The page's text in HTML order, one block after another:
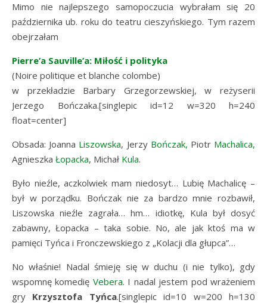
Mimo nie najlepszego samopoczucia wybrałam się 20
października ub. roku do teatru cieszyńskiego. Tym razem
obejrzałam
Pierre’a Sauville’a: Miłość i polityka
(Noire politique et blanche colombe)
w przekładzie Barbary Grzegorzewskiej, w reżyserii
Jerzego Bończaka.[singlepic id=12 w=320 h=240
float=center]
Obsada: Joanna Liszowska, Jerzy Bończak, Piotr Machalica,
Agnieszka Łopacka, Michał Kula.
Było nieźle, aczkolwiekmam niedosyt… Lubię Machalicę –
był w porządku. Bończak nie za bardzo mnie rozbawił,
Liszowska nieźle zagrała… hm… idiotkę, Kula był dosyć
zabawny, Łopacka – taka sobie. No, ale jak ktoś ma w
pamięci Tyńca i Fronczewskiego z „Kolacji dla głupca”…
No właśnie! Nadal śmieję się w duchu (i nie tylko), gdy
wspomnę komedię Vebera. I nadal jestem pod wrażeniem
gry Krzysztofa Tyńca.[singlepic id=10 w=200 h=130